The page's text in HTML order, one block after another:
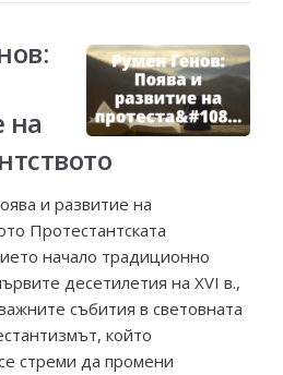
на
и развитие на
Протестантската
начало традиционно
десетилетия на XVI в.,
събития в световната
който
стреми да промени